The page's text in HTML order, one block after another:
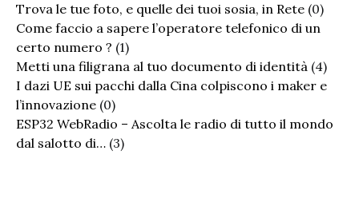
Trova le tue foto, e quelle dei tuoi sosia, in Rete (0)
Come faccio a sapere l’operatore telefonico di un
certo numero ? (1)
Metti una filigrana al tuo documento di identità (4)
I dazi UE sui pacchi dalla Cina colpiscono i maker e
l’innovazione (0)
ESP32 WebRadio – Ascolta le radio di tutto il mondo
dal salotto di… (3)